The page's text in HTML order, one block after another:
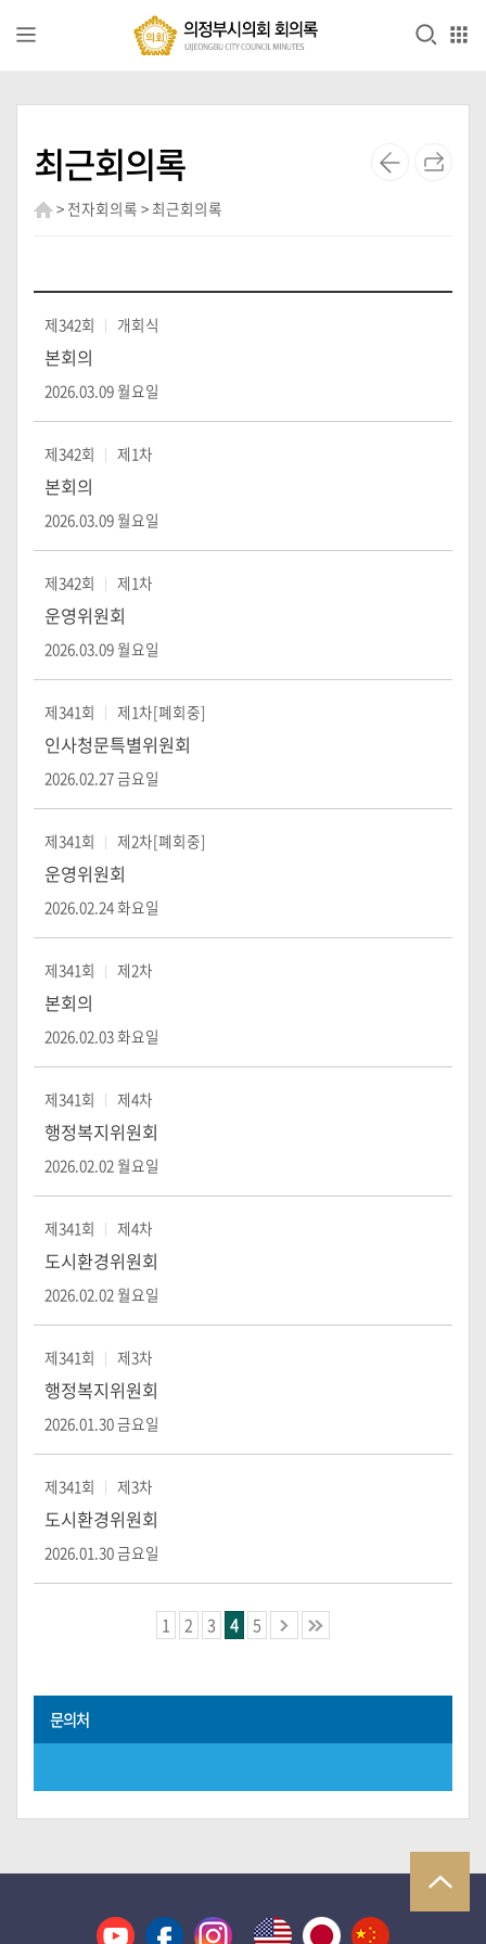
GNB메뉴 바로가기
전
회
의
록
안
정
영
상
회
록
> 전자회의록 > 최근회의록
최근회의록
제342회 개회식
본회의
2026.03.09 월요일
제342회 제1차
본회의
2026.03.09 월요일
제342회 제1차
운영위원회
2026.03.09 월요일
제341회 제1차[폐회중]
인사청문특별위원회
2026.02.27 금요일
제341회 제2차[폐회중]
운영위원회
2026.02.24 화요일
제341회 제2차
본회의
2026.02.03 화요일
제341회 제4차
행정복지위원회
2026.02.02 월요일
제341회 제4차
도시환경위원회
2026.02.02 월요일
제341회 제3차
행정복지위원회
2026.01.30 금요일
제341회 제3차
도시환경위원회
2026.01.30 금요일
1 2 3 4 5
문의처